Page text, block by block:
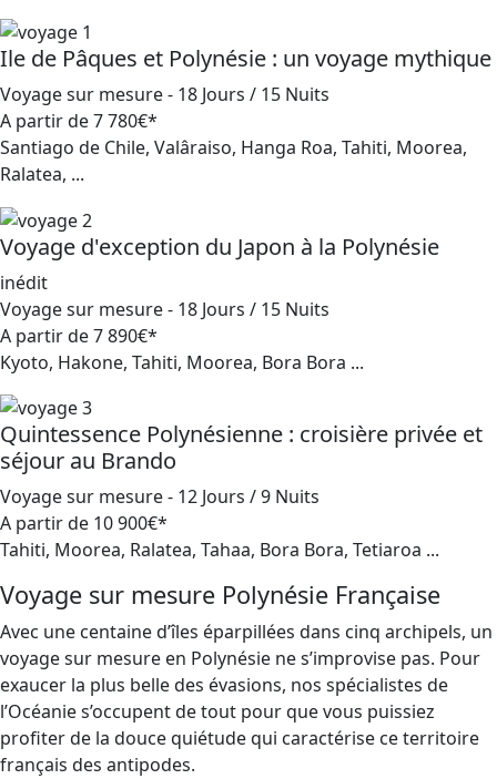
Ile de Pâques et Polynésie : un voyage mythique
Voyage sur mesure - 18 Jours / 15 Nuits
A partir de7 780€*
Santiago de Chile, Valâraiso, Hanga Roa, Tahiti, Moorea,
Ralatea, ...
Voyage d'exception du Japon à la Polynésie
inédit
Voyage sur mesure - 18 Jours / 15 Nuits
A partir de7 890€*
Kyoto, Hakone, Tahiti, Moorea, Bora Bora ...
Quintessence Polynésienne : croisière privée et
séjour au Brando
Voyage sur mesure - 12 Jours / 9 Nuits
A partir de 10 900€*
Tahiti, Moorea, Ralatea, Tahaa, Bora Bora, Tetiaroa ...
Voyage sur mesure Polynésie Française
Avec une centaine d’îles éparpillées dans cinq archipels, un
voyage sur mesure en Polynésie ne s’improvise pas. Pour
exaucer la plus belle des évasions, nos spécialistes de
l’Océanie s’occupent de tout pour que vous puissiez
profiter de la douce quiétude qui caractérise ce territoire
français des antipodes.